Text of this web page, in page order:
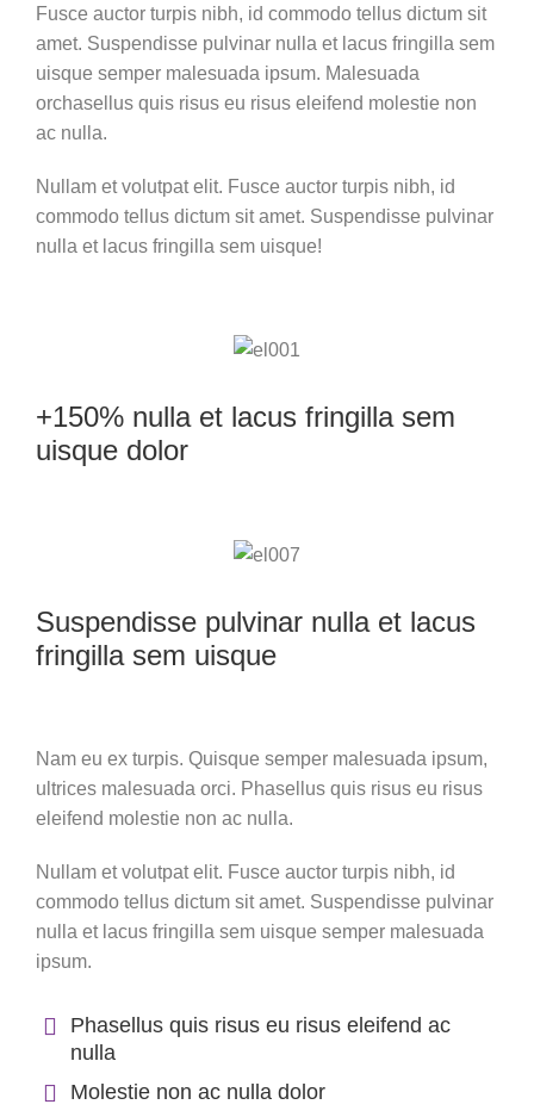
Fusce auctor turpis nibh, id commodo tellus dictum sit
amet. Suspendisse pulvinar nulla et lacus fringilla sem
uisque semper malesuada ipsum. Malesuada
orchasellus quis risus eu risus eleifend molestie non
ac nulla.
Nullam et volutpat elit. Fusce auctor turpis nibh, id
commodo tellus dictum sit amet. Suspendisse pulvinar
nulla et lacus fringilla sem uisque!
Suspendisse pulvinar nulla et lacus
fringilla sem uisque
+150% nulla et lacus fringilla sem
uisque dolor
Nam eu ex turpis. Quisque semper malesuada ipsum,
ultrices malesuada orci. Phasellus quis risus eu risus
eleifend molestie non ac nulla.
Nullam et volutpat elit. Fusce auctor turpis nibh, id
commodo tellus dictum sit amet. Suspendisse pulvinar
nulla et lacus fringilla sem uisque semper malesuada
ipsum.
Phasellus quis risus eu risus eleifend ac
nulla
Molestie non ac nulla dolor